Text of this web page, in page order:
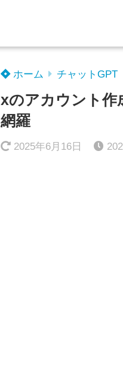
ホーム チャットGPT
xのアカウント作
網羅
2025年6月16日